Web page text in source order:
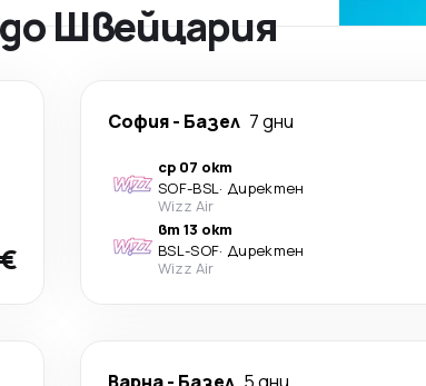
Швейцария
София- Базел 7 дни
ср 07 окт
SOF-BSL· Директен
Wizz Air
вт 13 окт
BSL-SOF· Директен
Wizz Air